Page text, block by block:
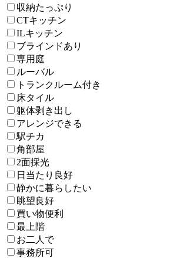
収納たっぷり
CTキッチン
ILキッチン
ブラインドあり
専用庭
ルーバル
トランクルーム付き
床タイル
躯体剥き出し
アレンジできる
駅チカ
角部屋
2面採光
日当たり良好
静かに暮らしたい
眺望良好
買い物便利
最上階
お二人で
事務所可